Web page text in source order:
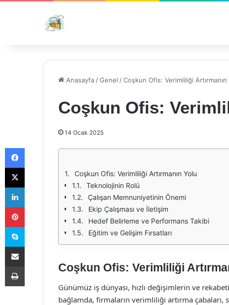
Anasayfa /Genel /Coşkun Ofis: Verimliliği Artırmanın
Coşkun Ofis:
14 Ocak 2025
Coşkun Ofis: Verimliliği Artırmanın Yolu
Teknolojinin Rolü
Çalışan Memnuniyetinin Önemi
Ekip Çalışması ve İletişim
Hedef Belirleme ve Performans Takibi
Eğitim ve Gelişim Fırsatları
Coşkun Ofis: Verimliliği
Günümüz iş dünyası, hızlı değişimlerin ve
bağlamda, firmaların verimliliği artırma çabaları,
Facebook
X
LinkedIn
Pinterest
Skype
E-Posta ile paylaş